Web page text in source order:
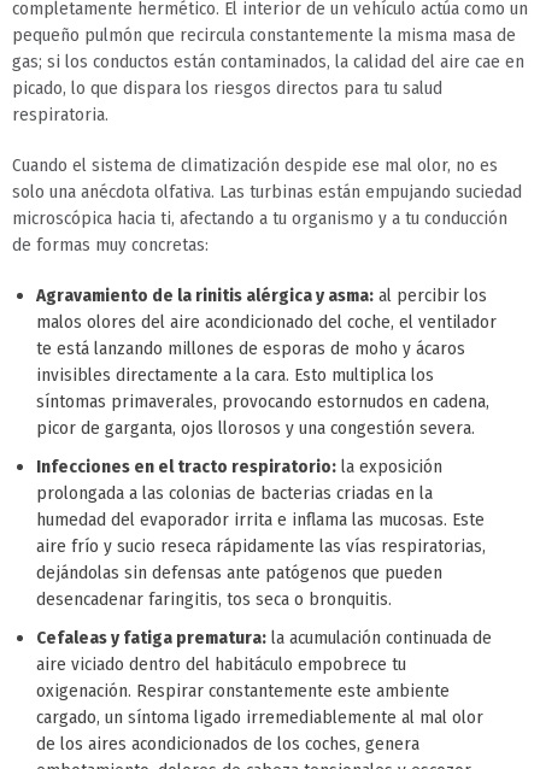
completamente hermético. El interior de un vehículo actúa como un
pequeño pulmón que recircula constantemente la misma masa de
gas; si los conductos están contaminados, la calidad del aire cae en
picado, lo que dispara los riesgos directos para tu salud
respiratoria.
Cuando el sistema de climatización despide ese mal olor, no es
solo una anécdota olfativa. Las turbinas están empujando suciedad
microscópica hacia ti, afectando a tu organismo y a tu conducción
de formas muy concretas:
Agravamiento de la rinitis alérgica y asma: al percibir los
malos olores del aire acondicionado del coche, el ventilador
te está lanzando millones de esporas de moho y ácaros
invisibles directamente a la cara. Esto multiplica los
síntomas primaverales, provocando estornudos en cadena,
picor de garganta, ojos llorosos y una congestión severa.
Infecciones en el tracto respiratorio: la exposición
prolongada a las colonias de bacterias criadas en la
humedad del evaporador irrita e inflama las mucosas. Este
aire frío y sucio reseca rápidamente las vías respiratorias,
dejándolas sin defensas ante patógenos que pueden
desencadenar faringitis, tos seca o bronquitis.
Cefaleas y fatiga prematura: la acumulación continuada de
aire viciado dentro del habitáculo empobrece tu
oxigenación. Respirar constantemente este ambiente
cargado, un síntoma ligado irremediablemente al mal olor
de los aires acondicionados de los coches, genera